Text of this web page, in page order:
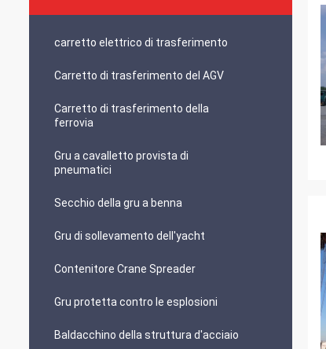
carretto elettrico di trasferimento
Carretto di trasferimento del AGV
Carretto di trasferimento della
ferrovia
Gru a cavalletto provista di
pneumatici
Secchio della gru a benna
Gru di sollevamento dell'yacht
Contenitore Crane Spreader
Gru protetta contro le esplosioni
Baldacchino della struttura d'acciaio